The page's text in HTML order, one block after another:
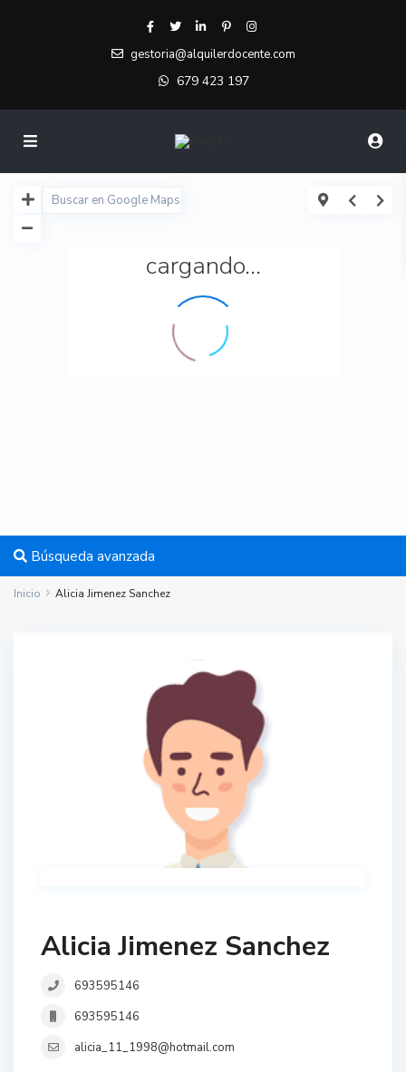
gestoria@alquilerdocente.com
679 423 197
cargando...
Búsqueda avanzada
Inicio Alicia Jimenez Sanchez
Alicia Jimenez Sanchez
693595146
693595146
alicia_11_1998@hotmail.com